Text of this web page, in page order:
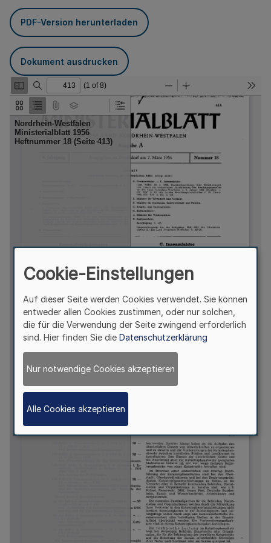
PDF-Version herunterladen
Dokument ausdrucken
Cookie-Einstellungen
Auf dieser Seite werden Cookies verwendet. Sie können
entweder allen Cookies zustimmen, oder nur solchen,
die für die Verwendung der Seite zwingend erforderlich
sind. Hier finden Sie die Datenschutzerklärung
Nur notwendige Cookies akzeptieren
Alle Cookies akzeptieren